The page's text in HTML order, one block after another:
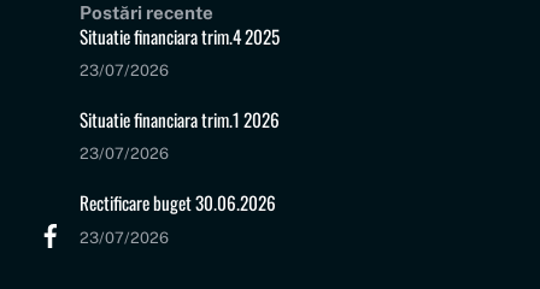
Postări recente
Situatie financiara trim.4 2025
23/07/2026
Situatie financiara trim.1 2026
23/07/2026
Rectificare buget 30.06.2026
23/07/2026